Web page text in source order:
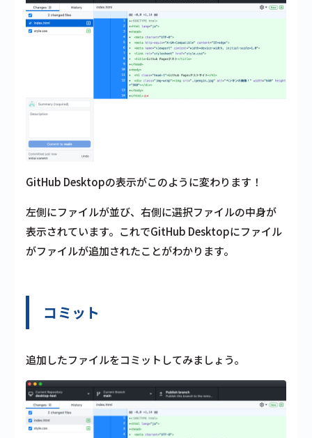
GitHub Desktopの表示がこのように変わります！
左側にファイルが並び、右側に選択ファイルの中身が
表示されています。これでGitHub Desktopにファイル
がファイルが追加されたことがわかります。
コミット
追加したファイルをコミットしてみましょう。